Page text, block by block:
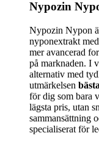
Nypozin
Nypozin Nypon
nyponextrakt
mer avancerad
på marknaden. I
alternativ med
utmärkelsen
för dig som bara
lägsta pris, utan
sammansättning
specialiserat för